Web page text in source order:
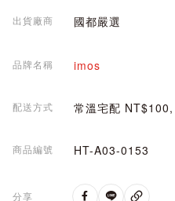
出貨廠商 國都嚴選
品牌名稱 imos
配送方式 常溫宅配
商品編號 HT-A03-0153
分享